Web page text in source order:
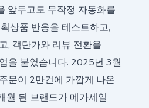
앞두고도 무작정 자동화를
상품 반응을 테스트하고,
, 객단가와 리뷰 전환을
을 붙였습니다. 2025년 3월
문이 2만건에 가깝게 나온
월 된 브랜드가 메가세일